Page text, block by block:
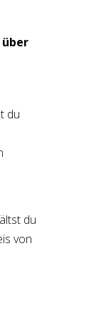
über
du
du
von